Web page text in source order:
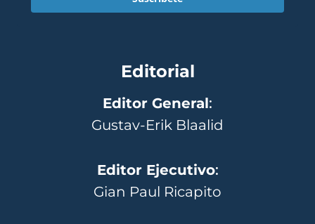
Editorial
Editor General:
Gustav-Erik Blaalid
Editor Ejecutivo:
Gian Paul Ricapito